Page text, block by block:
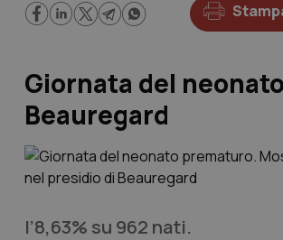
Giornata del
Beauregard
l’8,63% su 962 nati.